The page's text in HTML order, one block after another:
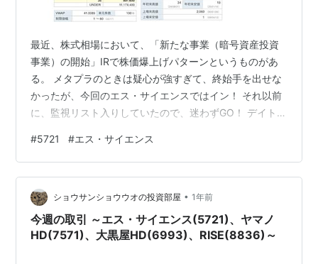
最近、株式相場において、「新たな事業（暗号資産投資
事業）の開始」IRで株価爆上げパターンというものがあ
る。 メタプラのときは疑心が強すぎて、終始手を出せな
かったが、今回のエス・サイエンスではイン！ それ以前
に、監視リスト入りしていたので、迷わずGO！ デイトレ
足での押しでエントリー。Wボトム、その後上昇。 思い
のほか強さを感じた。 浮動株も10％未満、上場来の月足
出来高きそう。 底値付近での出来高伴った上げ、時価総
額も低い。 S高はがし、はりつけを何度か繰り返してい
た。 禁じ手ではあるが、デイと思いきや持ち越し！ まだ
油断でき…
#5721 #エス・サイエンス
ショウサンショウウオの投資部屋 • 1年前
今週の取引 ～エス・サイエンス(5721)、ヤマノ
HD(7571)、大黒屋HD(6993)、RISE(8836)～